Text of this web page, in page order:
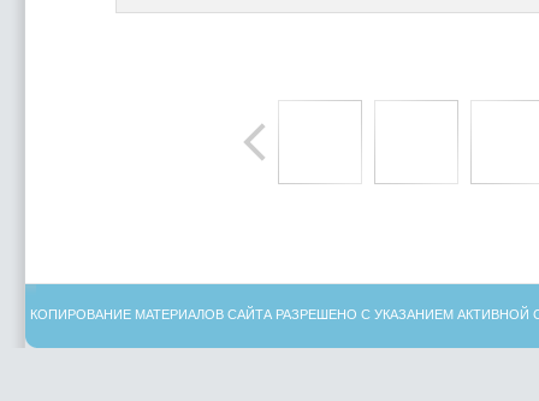
КОПИРОВАНИЕ МАТЕРИАЛОВ САЙТА РАЗРЕШЕНО С УКАЗАНИЕМ АКТИВНОЙ